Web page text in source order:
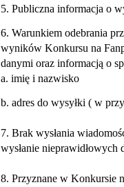
5. Publiczna informacja o
6. Warunkiem odebrania
wyników Konkursu na
danymi oraz informacją o
a. imię i nazwisko
b. adres do wysyłki ( w
7. Brak wysłania
wysłanie nieprawidłowych
8. Przyznane w Konkursie